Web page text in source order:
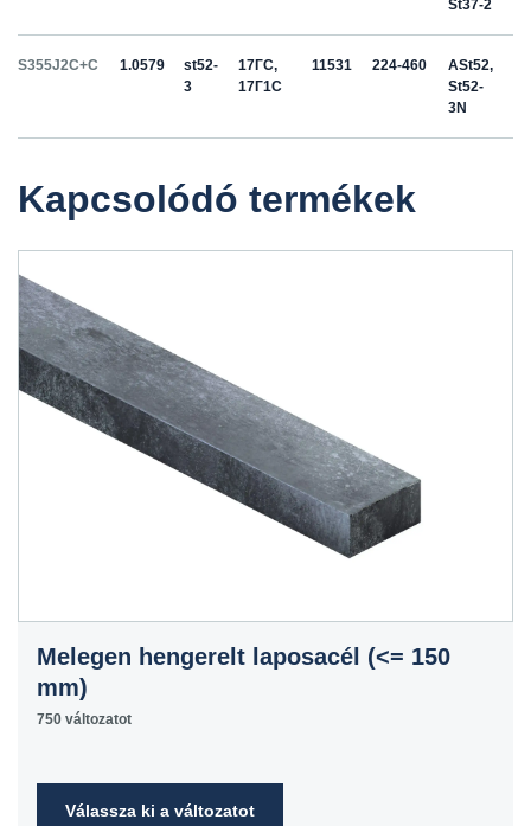
St37-2
S355J2C+C 1.0579
st52-
3
17ГС,
17Г1С
11531 224-460
ASt52,
St52-
3N
Kapcsolódó termékek
Melegen hengerelt laposacél (<= 150
mm)
750 változatot
Válassza ki a változatot